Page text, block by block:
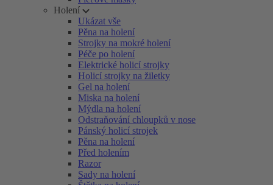
Holení
Ukázat vše
Pěna na holení
Strojky na mokré holení
Péče po holení
Elektrické holicí strojky
Holicí strojky na žiletky
Gel na holení
Miska na holení
Mýdla na holení
Odstraňování chloupků v nose
Pánský holicí strojek
Pěna na holení
Před holením
Razor
Sady na holení